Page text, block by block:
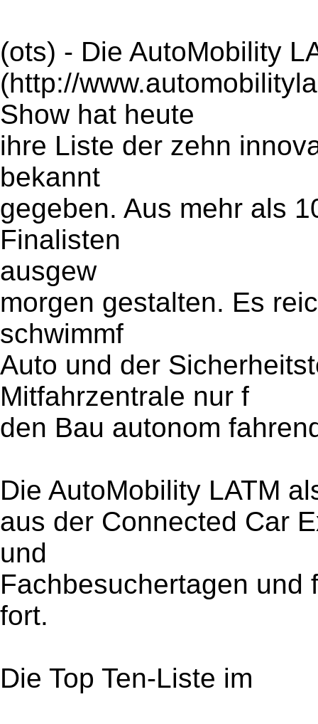
(ots) - Die AutoMobility
(http://
Show hat heute
ihre Liste der zehn
bekannt
gegeben. Aus mehr als
Finalisten
ausgew
morgen gestalten. Es
schwimmf
Auto und der
Mitfahrzentrale nur f
den Bau autonom
Die AutoMobility LATM
aus der Connected Car
und
Fachbesuchertagen und f
fort.
Die Top Ten-Liste im